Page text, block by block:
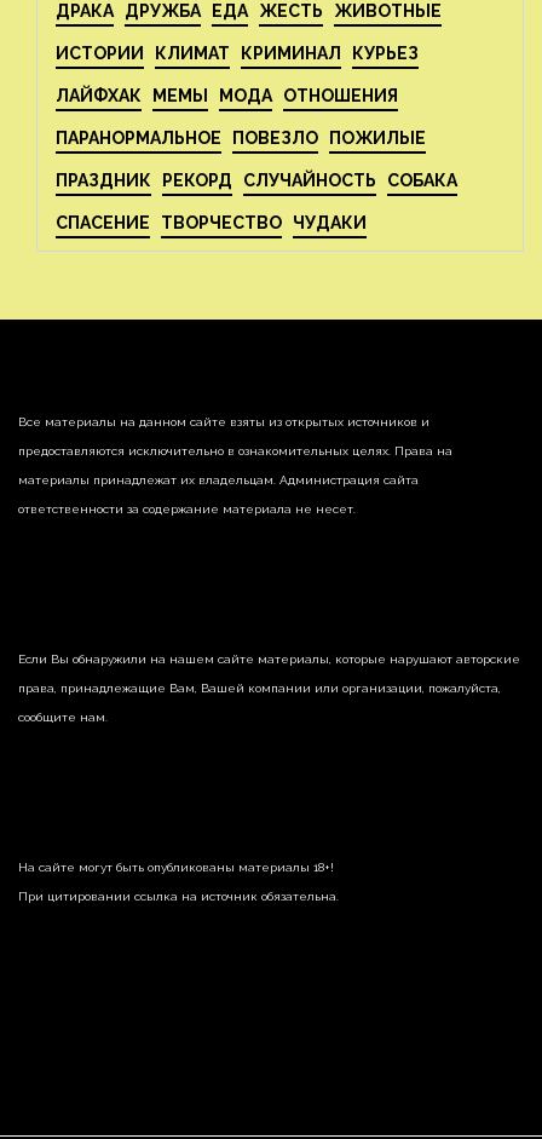
ДРАКА ДРУЖБА ЕДА ЖЕСТЬ ЖИВОТНЫЕ
ИСТОРИИ КЛИМАТ КРИМИНАЛ КУРЬЕЗ
ЛАЙФХАК МЕМЫ МОДА ОТНОШЕНИЯ
ПАРАНОРМАЛЬНОЕ ПОВЕЗЛО ПОЖИЛЫЕ
ПРАЗДНИК РЕКОРД СЛУЧАЙНОСТЬ СОБАКА
СПАСЕНИЕ ТВОРЧЕСТВО ЧУДАКИ
Все материалы на данном сайте взяты из открытых источников и
предоставляются исключительно в ознакомительных целях. Права на
материалы принадлежат их владельцам. Администрация сайта
ответственности за содержание материала не несет.
Если Вы обнаружили на нашем сайте материалы, которые нарушают авторские
права, принадлежащие Вам, Вашей компании или организации, пожалуйста,
сообщите нам.
На сайте могут быть опубликованы материалы 18+!
При цитировании ссылка на источник обязательна.